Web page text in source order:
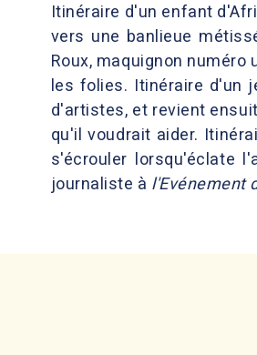
Itinéraire d'un enfant
vers une banlieue
Roux, maquignon
les folies. Itinéraire d'un
d'artistes, et revient
qu'il voudrait aider.
s'écrouler lorsqu'éclate
journaliste à l'Evénement